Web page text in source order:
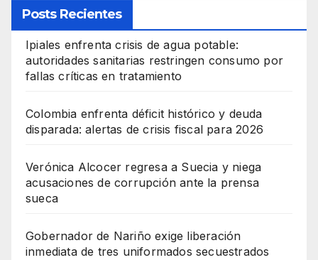
Posts Recientes
Ipiales enfrenta crisis de agua potable:
autoridades sanitarias restringen consumo por
fallas críticas en tratamiento
Colombia enfrenta déficit histórico y deuda
disparada: alertas de crisis fiscal para 2026
Verónica Alcocer regresa a Suecia y niega
acusaciones de corrupción ante la prensa
sueca
Gobernador de Nariño exige liberación
inmediata de tres uniformados secuestrados